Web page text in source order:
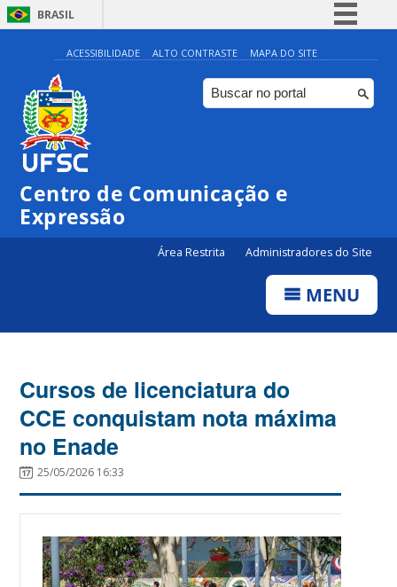
BRASIL
Simplifique!
Comunica BR
Participe
Canais
ACESSIBILIDADE ALTO CONTRASTE MAPA DO SITE
Centro de Comunicação e
Expressão
Área Restrita Administradores do Site
MENU
Cursos de licenciatura do
CCE conquistam nota máxima
no Enade
25/05/2026 16:33